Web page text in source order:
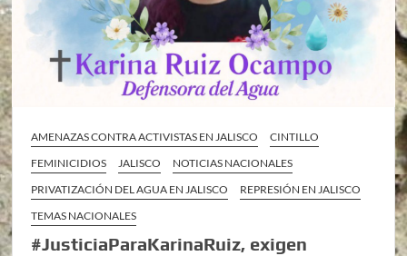
AMENAZAS CONTRA ACTIVISTAS EN JALISCO
CINTILLO
FEMINICIDIOS
JALISCO
NOTICIAS NACIONALES
PRIVATIZACIÓN DEL AGUA EN JALISCO
REPRESIÓN EN JALISCO
TEMAS NACIONALES
#JusticiaParaKarinaRuiz, exigen